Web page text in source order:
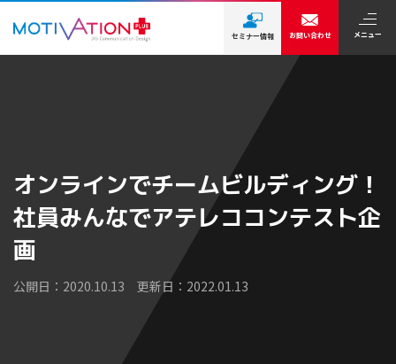
セミナー情報 お問い合わせ メニュー
オンラインでチームビルディング！
社員みんなでアテレココンテスト企
画
公開日：2020.10.13 更新日：2022.01.13